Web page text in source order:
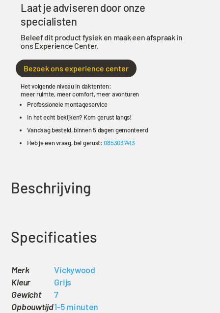
Laat je adviseren door onze
specialisten
Beleef dit product fysiek en maak een afspraak in
ons Experience Center.
Bezoek ons experience center
Het volgende niveau in daktenten:
meer ruimte, meer comfort, meer avonturen
Professionele montageservice
In het echt bekijken? Kom gerust langs!
Vandaag besteld, binnen 5 dagen gemonteerd
Heb je een vraag, bel gerust:0853037413
Beschrijving
Specificaties
Merk
Vickywood
Kleur
Grijs
Gewicht
7
Opbouwtijd1-5 minuten